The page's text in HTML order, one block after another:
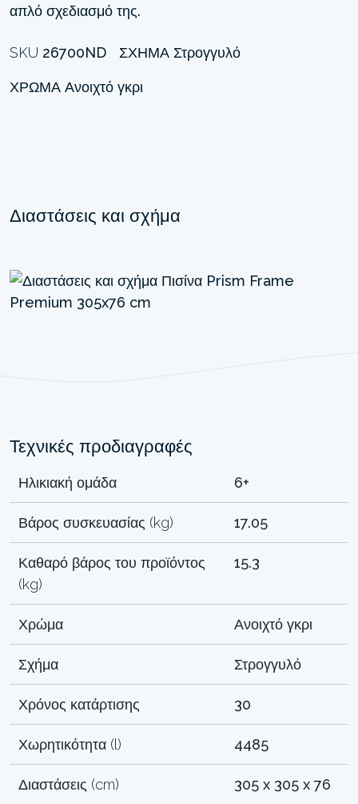
απλό σχεδιασμό της.
SKU 26700ND ΣΧΉΜΑ Στρογγυλό
ΧΡΏΜΑ Ανοιχτό γκρι
Διαστάσεις και σχήμα
Τεχνικές προδιαγραφές
Ηλικιακή ομάδα 6+
Βάρος συσκευασίας (kg) 17.05
Καθαρό βάρος του προϊόντος
(kg)
15.3
Χρώμα Ανοιχτό γκρι
Σχήμα Στρογγυλό
Χρόνος κατάρτισης 30
Χωρητικότητα (l) 4485
Διαστάσεις (cm) 305 x 305 x 76